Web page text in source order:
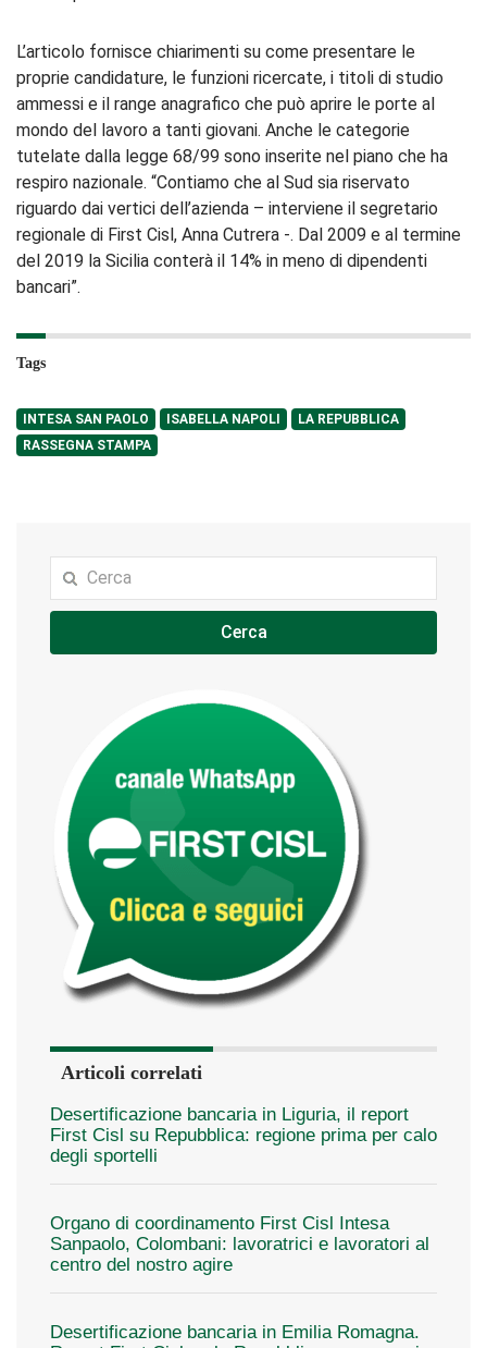
L’articolo fornisce chiarimenti su come presentare le
proprie candidature, le funzioni ricercate, i titoli di studio
ammessi e il range anagrafico che può aprire le porte al
mondo del lavoro a tanti giovani. Anche le categorie
tutelate dalla legge 68/99 sono inserite nel piano che ha
respiro nazionale. “Contiamo che al Sud sia riservato
riguardo dai vertici dell’azienda – interviene il segretario
regionale di First Cisl, Anna Cutrera -. Dal 2009 e al termine
del 2019 la Sicilia conterà il 14% in meno di dipendenti
bancari”.
Tags
INTESA SAN PAOLO ISABELLA NAPOLI
LA REPUBBLICA
RASSEGNA STAMPA
Cerca
Articoli correlati
Desertificazione bancaria in Liguria, il report
First Cisl su Repubblica: regione prima per calo
degli sportelli
Organo di coordinamento First Cisl Intesa
Sanpaolo, Colombani: lavoratrici e lavoratori al
centro del nostro agire
Desertificazione bancaria in Emilia Romagna.